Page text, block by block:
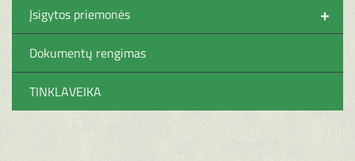
+
Įsigytos priemonės
Dokumentų rengimas
TINKLAVEIKA